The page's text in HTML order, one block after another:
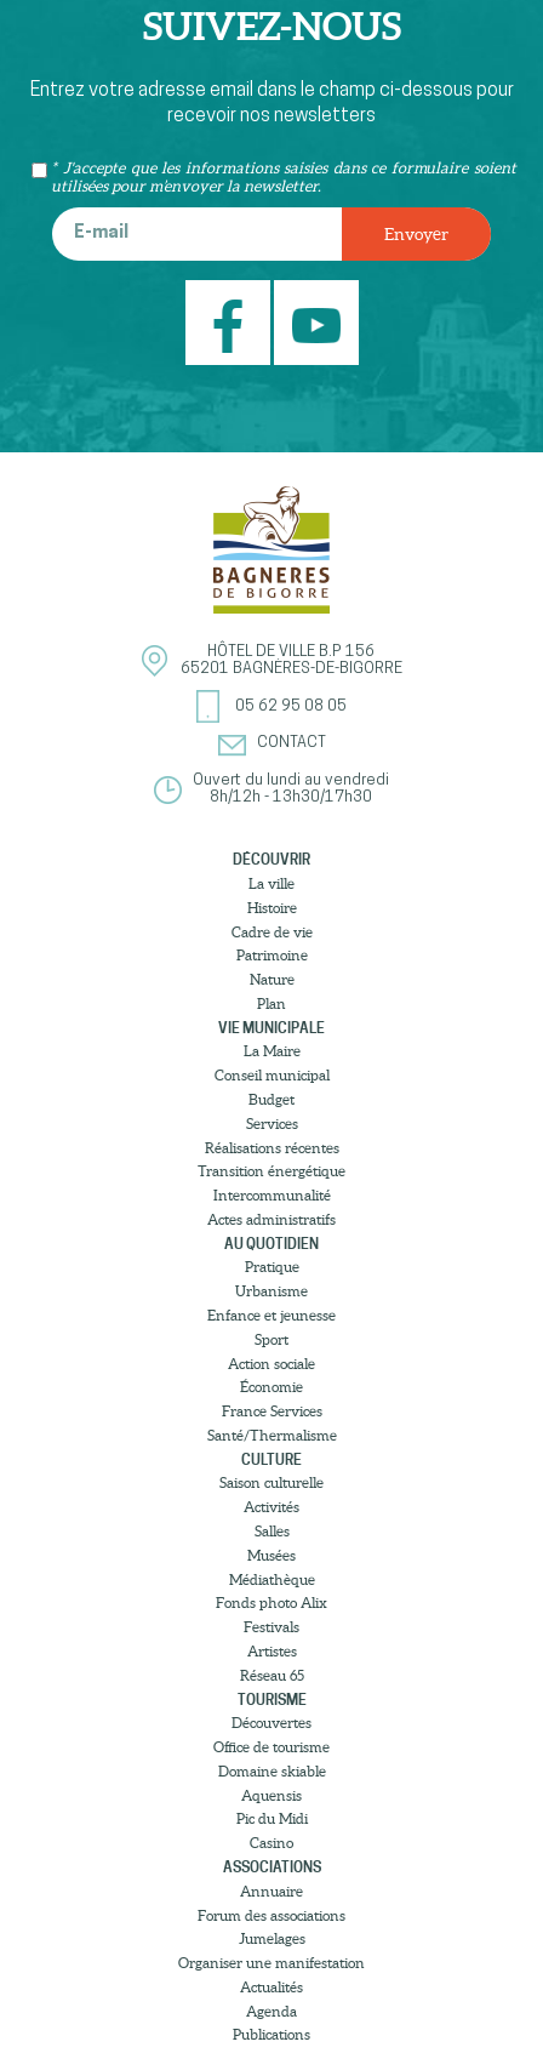
SUIVEZ-NOUS
Entrez votre adresse email dans le champ ci-dessous pour
recevoir nos newsletters
* J'accepte que les informations saisies dans ce formulaire soient
utilisées pour m’envoyer la newsletter.
HÔTEL DE VILLE B.P 156
65201 BAGNÈRES-DE-BIGORRE
05 62 95 08 05
CONTACT
Ouvert du lundi au vendredi
8h/12h - 13h30/17h30
DÉCOUVRIR
La ville
Histoire
Cadre de vie
Patrimoine
Nature
Plan
VIE MUNICIPALE
La Maire
Conseil municipal
Budget
Services
Réalisations récentes
Transition énergétique
Intercommunalité
Actes administratifs
AU QUOTIDIEN
Pratique
Urbanisme
Enfance et jeunesse
Sport
Action sociale
Économie
France Services
Santé/Thermalisme
CULTURE
Saison culturelle
Activités
Salles
Musées
Médiathèque
Fonds photo Alix
Festivals
Artistes
Réseau 65
TOURISME
Découvertes
Office de tourisme
Domaine skiable
Aquensis
Pic du Midi
Casino
ASSOCIATIONS
Annuaire
Forum des associations
Jumelages
Organiser une manifestation
Actualités
Agenda
Publications